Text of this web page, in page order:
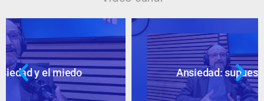
Ansiedad: supuestos cuestionables